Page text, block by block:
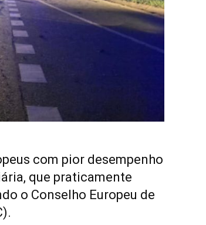
com pior desempenho
que praticamente
o Conselho Europeu de